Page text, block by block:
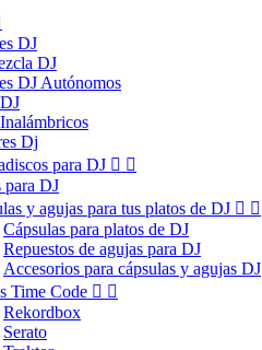
DJ
DJ
DJ Autónomos
Dj
para DJ  
para DJ
y agujas para tus platos de DJ  
Cápsulas para platos de DJ
Repuestos de agujas para DJ
Accesorios para cápsulas y agujas DJ
Time Code  
Rekordbox
Serato